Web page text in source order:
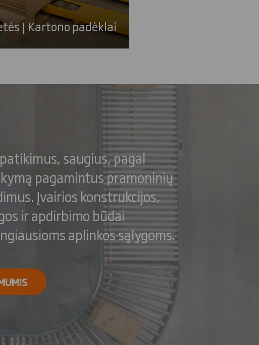
| Kartono padėklai
saugius, pagal
pagamintus pramoninių
Įvairios konstrukcijos,
ir apdirbimo būdai
aplinkos sąlygoms.